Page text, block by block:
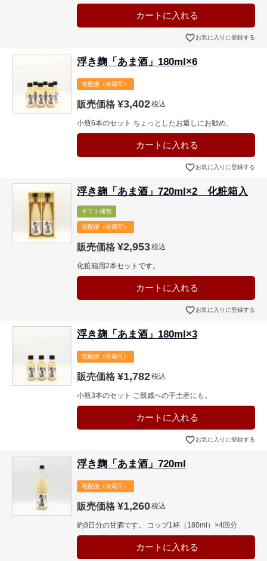
カートに入れる
お気に入りに登録する
浮き麹「あま酒」180ml×6
宅配便（冷蔵可）
販売価格 ¥3,402税込
小瓶6本のセット ちょっとしたお返しにお勧め。
カートに入れる
お気に入りに登録する
浮き麹「あま酒」720ml×2 化粧箱入
ギフト梱包
宅配便（冷蔵可）
販売価格 ¥2,953税込
化粧箱用2本セットです。
カートに入れる
お気に入りに登録する
浮き麹「あま酒」180ml×3
宅配便（冷蔵可）
販売価格 ¥1,782税込
小瓶3本のセット ご親戚への手土産にも。
カートに入れる
お気に入りに登録する
浮き麹「あま酒」720ml
宅配便（冷蔵可）
販売価格 ¥1,260税込
約8日分の甘酒です。 コップ1杯（180ml）×4回分
カートに入れる